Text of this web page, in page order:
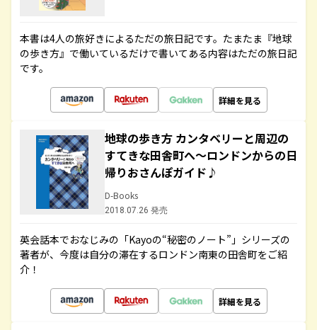
本書は4人の旅好きによるただの旅日記です。たまたま『地球
の歩き方』で働いているだけで書いてある内容はただの旅日記
です。
詳細を見る
地球の歩き方 カンタベリーと周辺の
すてきな田舎町へ～ロンドンからの日
帰りおさんぽガイド♪
D-Books
2018.07.26 発売
英会話本でおなじみの「Kayoの“秘密のノート”」シリーズの
著者が、今度は自分の滞在するロンドン南東の田舎町をご紹
介！
詳細を見る